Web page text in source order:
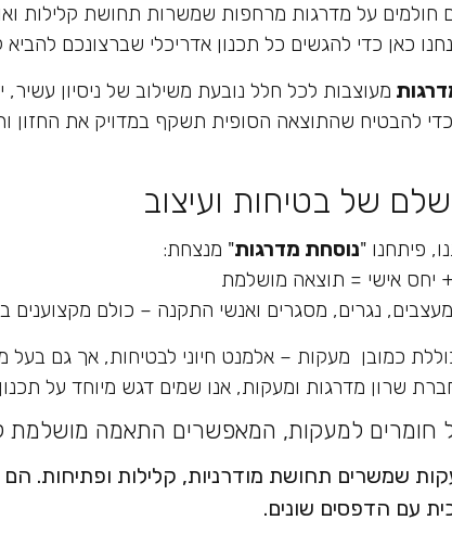
חולמים על מדרגות מרחפות שמשרות תחושת קלילות
כאן כדי להגשים כל תכנון אדריכלי שברצונכם להביא
מעוצבות לכל חלל נובעת משילוב של ניסיון
להבטיח שהתוצאה הסופית תשקף במדויק את החזון
של בטיחות ועיצוב
פיתחנו "נוסחת מדרגות" מנצחת:
יחס אישי = תוצאה מושלמת
נגרים, מסגרים ואנשי התקנה – כולם
כמובן מעקות – אלמנט חיוני לבטיחות, אך גם
שרון מדרגות ומעקות, אנו שמים דגש מיוחד על
חומרים למעקות, המאפשרים התאמה מושלמת
שמשרים תחושת מודרניות, קלילות ופתיחות. הם
עם הדפסים שונים.